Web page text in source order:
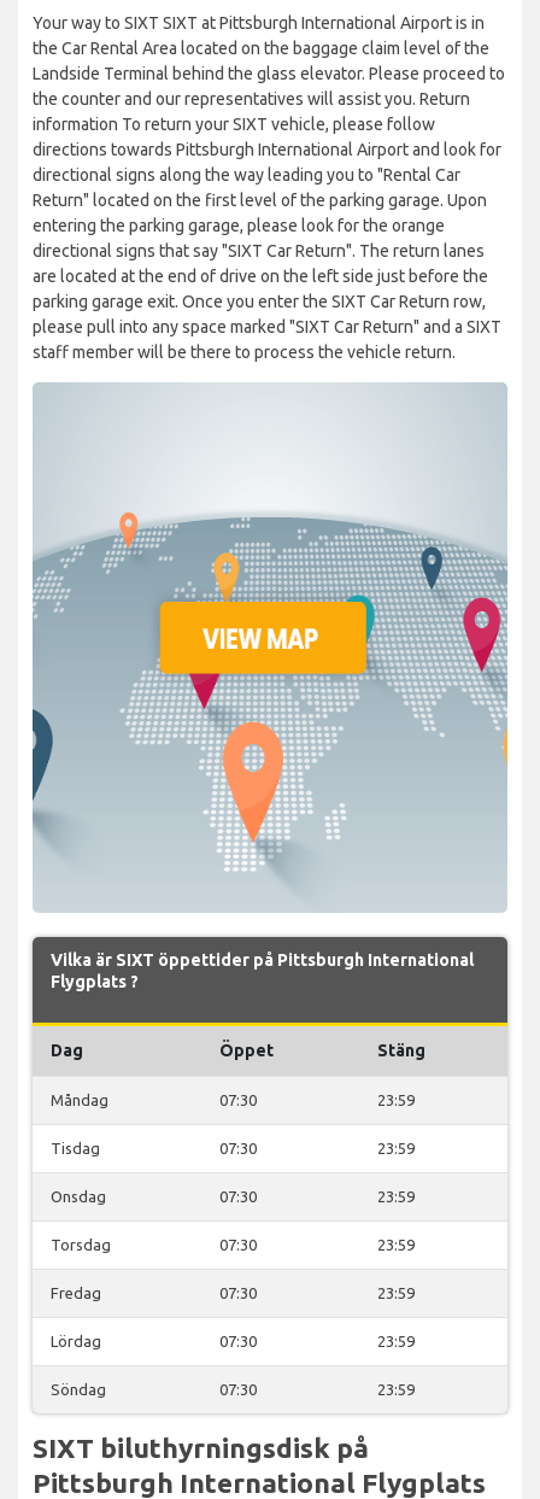
Your way to SIXT SIXT at Pittsburgh International Airport is in
the Car Rental Area located on the baggage claim level of the
Landside Terminal behind the glass elevator. Please proceed to
the counter and our representatives will assist you. Return
information To return your SIXT vehicle, please follow
directions towards Pittsburgh International Airport and look for
directional signs along the way leading you to "Rental Car
Return" located on the first level of the parking garage. Upon
entering the parking garage, please look for the orange
directional signs that say "SIXT Car Return". The return lanes
are located at the end of drive on the left side just before the
parking garage exit. Once you enter the SIXT Car Return row,
please pull into any space marked "SIXT Car Return" and a SIXT
staff member will be there to process the vehicle return.
Vilka är SIXT öppettider på Pittsburgh International
Flygplats ?
Dag Öppet Stäng
Måndag 07:30 23:59
Tisdag 07:30 23:59
Onsdag 07:30 23:59
Torsdag 07:30 23:59
Fredag 07:30 23:59
Lördag 07:30 23:59
Söndag 07:30 23:59
SIXT biluthyrningsdisk på
Pittsburgh International Flygplats